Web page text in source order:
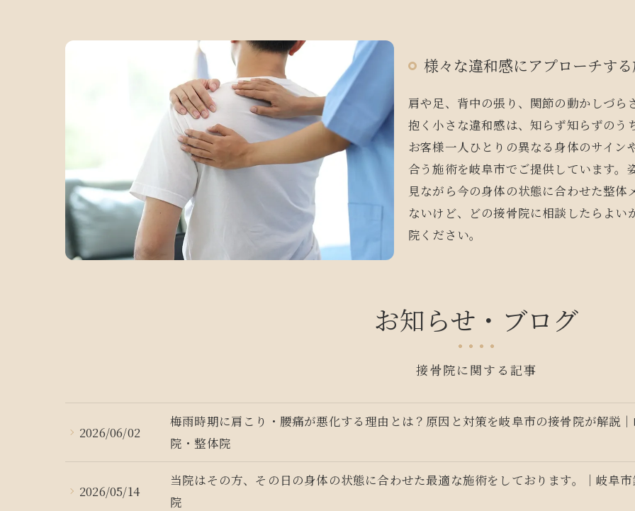
様々な違和感にアプローチす
肩や足、背中の張り、関節の動かしづ
抱く小さな違和感は、知らず知らずの
お客様一人ひとりの異なる身体のサイ
合う施術を岐阜市でご提供しています
見ながら今の身体の状態に合わせた整
ないけど、どの接骨院に相談したらよ
院ください。
お知らせ・ブログ
接骨院に関する記事
2026/06/02
梅雨時期に肩こり・腰痛が悪化する理由とは？原因と対策を岐阜市の接骨院が解説
院・整体院
2026/05/14
当院はその方、その日の身体の状態に合わせた最適な施術をしております。｜岐阜
院